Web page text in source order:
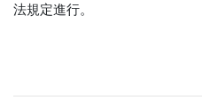
法規定進行。